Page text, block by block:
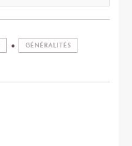
GÉNÉRALITÉS